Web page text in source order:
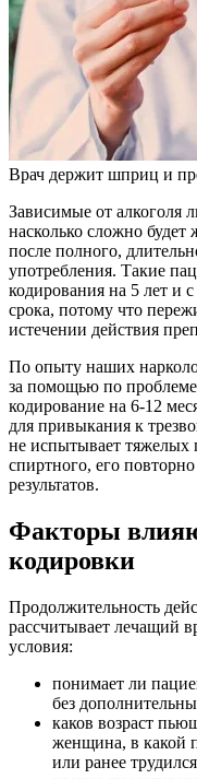
Врач держит шприц и
Зависимые от алкоголя
насколько сложно будет
после полного,
употребления. Такие
кодирования на 5 лет и
срока, потому что
истечении действия
По опыту наших
за помощью по
кодирование на 6-12
для привыкания к
не испытывает тяжелых
спиртного, его
результатов.
Факторы
кодировки
Продолжительность
рассчитывает лечащий
условия:
понимает ли
без
каков возраст
женщина, в какой
или ранее